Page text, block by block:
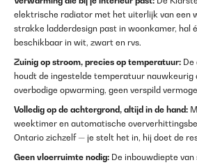
elektrische radiator met het uiterlijk van een
strakke ladderdesign past in woonkamer, hal
beschikbaar in wit, zwart en rvs.
Zuinig op stroom, precies op temperatuur:
houdt de ingestelde temperatuur nauwkeurig
overbodige opwarming, geen verspild
Volledig op de achtergrond, altijd in de hand:
weektimer en automatische
Ontario zichzelf — je stelt het in, hij doet de
Geen vloerruimte nodig: De inbouwdiepte